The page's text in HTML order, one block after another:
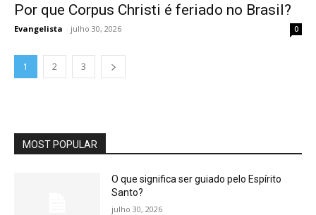
Por que Corpus Christi é feriado no Brasil?
Evangelista - julho 30, 2026 0
1 2 3
MOST POPULAR
O que significa ser guiado pelo Espírito
Santo?
julho 30, 2026